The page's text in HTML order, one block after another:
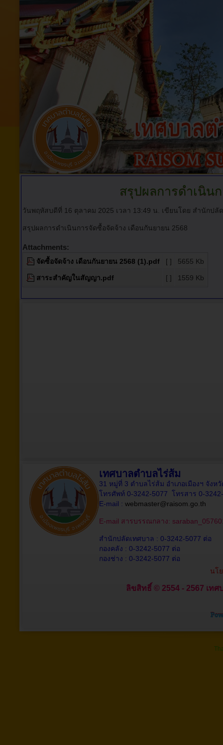
สรุปผลการดำเนิน
วันพฤหัสบดีที่ 16 ตุลาคม 2025 เวลา 13:49 น. เขียนโดย สำนักปลัด
สรุปผลการดำเนินการจัดซื้อจัดจ้าง เดือนกันยายน 2568
Attachments:
จัดซื้อจัดจ้าง เดือนกันยายน 2568 (1).pdf [ ] 5655 Kb
สาระสำคัญในสัญญา.pdf [ ] 1559 Kb
เทศบาลตำบลไร่ส้ม
31 หมู่ที่ 3 ตำบลไร่ส้ม อำเภอเมืองฯ จังห
โทรศัพท์ 0-3242-5077 โทรสาร 0-
E-mail : webmaster@raisom.go.th
E-mail สารบรรณกลาง:
สำนักปลัดเทศบาล : 0-3242-5077 ต่อ
กองคลัง : 0-3242-5077 ต่อ
กองช่าง : 0-3242-5077 ต่อ
นโ
ลิขสิทธิ์ © 2554 - 2567 เท